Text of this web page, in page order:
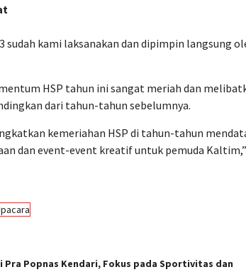
sudah kami laksanakan dan dipimpin langsung
HSP tahun ini sangat meriah dan
dari tahun-tahun sebelumnya.
kemeriahan HSP di tahun-tahun
dan event-event kreatif untuk pemuda Kaltim,”
Pra Popnas Kendari, Fokus pada Sportivitas dan